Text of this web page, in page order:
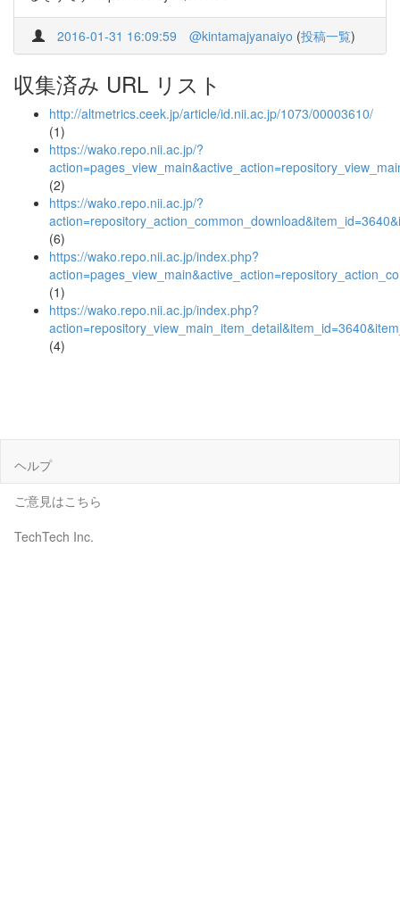
2016-01-31 16:09:59 @kintamajyanaiyo (投稿一覧)
収集済み URL リスト
http://altmetrics.ceek.jp/article/id.nii.ac.jp/1073/00003610/
(1)
https://wako.repo.nii.ac.jp/?
(2)
https://wako.repo.nii.ac.jp/?
(6)
https://wako.repo.nii.ac.jp/index.php?
(1)
https://wako.repo.nii.ac.jp/index.php?
(4)
ヘルプ
ご意見はこちら
TechTech Inc.